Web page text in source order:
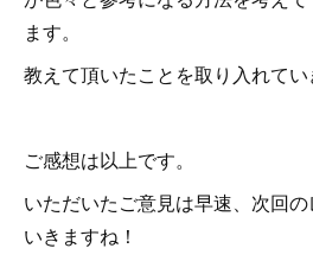
ます。
教えて頂いたことを取り入れてい
ご感想は以上です。
いただいたご意見は早速、次回
いきますね！